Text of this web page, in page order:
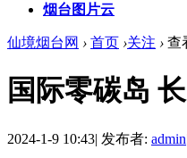
烟台图片云
仙境烟台网 › 首页 ›关注 › 查
国际零碳岛
2024-1-9 10:43| 发布者: admin